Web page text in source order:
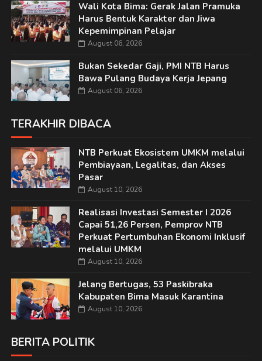
Wali Kota Bima: Gerak Jalan Pramuka
Harus Bentuk Karakter dan Jiwa
Kepemimpinan Pelajar
August 06, 2026
Bukan Sekedar Gaji, PMI NTB Harus
Bawa Pulang Budaya Kerja Jepang
August 06, 2026
TERAKHIR DIBACA
NTB Perkuat Ekosistem UMKM melalui
Pembiayaan, Legalitas, dan Akses
Pasar
August 10, 2026
Realisasi Investasi Semester I 2026
Capai 51,26 Persen, Pemprov NTB
Perkuat Pertumbuhan Ekonomi Inklusif
melalui UMKM
August 10, 2026
Jelang Bertugas, 53 Paskibraka
Kabupaten Bima Masuk Karantina
August 10, 2026
BERITA POLITIK